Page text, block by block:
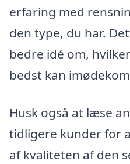
erfaring med
den type, du har.
bedre idé om,
bedst kan
Husk også at læse
tidligere kunder for
af kvaliteten af den